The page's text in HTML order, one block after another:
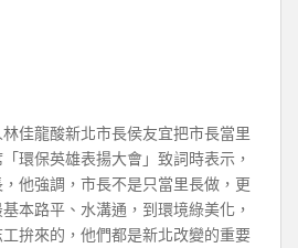
佳龍酸新北市長侯友宜把市長當里
環保英雄表揚大會」致詞時表示，
他強調，市長不是只當里長做，更
本路平、水溝通，到環境綠美化，
拚來的，他們都是新北改變的重要